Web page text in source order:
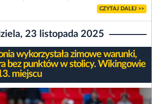
CZYTAJ DALEJ >>
23 listopada 2025
wykorzystała zimowe warunki,
bez punktów w stolicy. Wikingowie
miejscu